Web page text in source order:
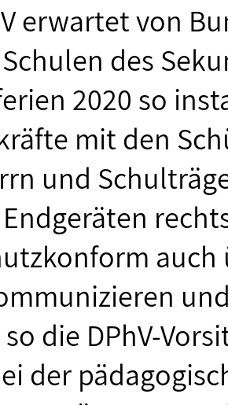
erwartet von
des
2020 so
mit den
und
die DPhV-
der